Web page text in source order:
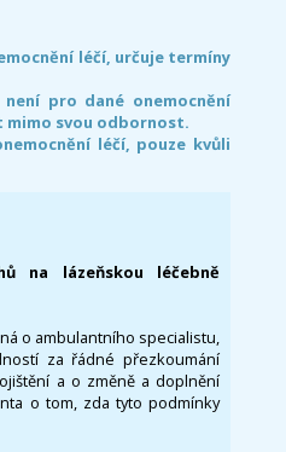
léčí, určuje termíny
pro dané onemocnění
mimo svou odbornost.
léčí, pouze kvůli
na lázeňskou léčebně
o ambulantního specialistu,
za řádné přezkoumání
a o změně a doplnění
o tom, zda tyto podmínky